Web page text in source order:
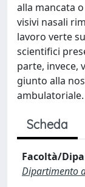
alla mancata
visivi nasali
lavoro verte
scientifici
parte, invece,
giunto alla
ambulatoriale.
Scheda
Facoltà/
Dipartimento